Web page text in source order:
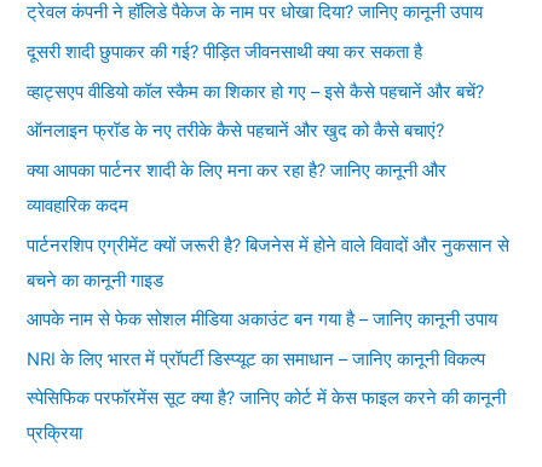
ट्रेवल कंपनी ने हॉलिडे पैकेज के नाम पर धोखा दिया? जानिए कानूनी उपाय
दूसरी शादी छुपाकर की गई? पीड़ित जीवनसाथी क्या कर सकता है
व्हाट्सएप वीडियो कॉल स्कैम का शिकार हो गए – इसे कैसे पहचानें और बचें?
ऑनलाइन फ्रॉड के नए तरीके कैसे पहचानें और खुद को कैसे बचाएं?
क्या आपका पार्टनर शादी के लिए मना कर रहा है? जानिए कानूनी और
व्यावहारिक कदम
पार्टनरशिप एग्रीमेंट क्यों जरूरी है? बिजनेस में होने वाले विवादों और नुकसान से
बचने का कानूनी गाइड
आपके नाम से फेक सोशल मीडिया अकाउंट बन गया है – जानिए कानूनी उपाय
NRI के लिए भारत में प्रॉपर्टी डिस्प्यूट का समाधान – जानिए कानूनी विकल्प
स्पेसिफिक परफॉरमेंस सूट क्या है? जानिए कोर्ट में केस फाइल करने की कानूनी
प्रक्रिया